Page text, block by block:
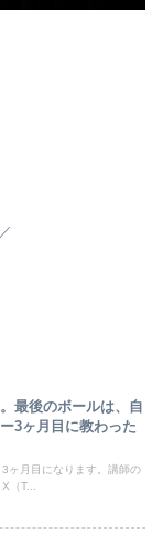
最後のボールは、自
3ヶ月目に教わった
ヶ月目になります。講師の
（T...